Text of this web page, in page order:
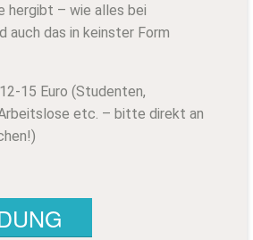
hergibt – wie alles bei
auch das in keinster Form
15 Euro (Studenten,
etc. – bitte direkt an